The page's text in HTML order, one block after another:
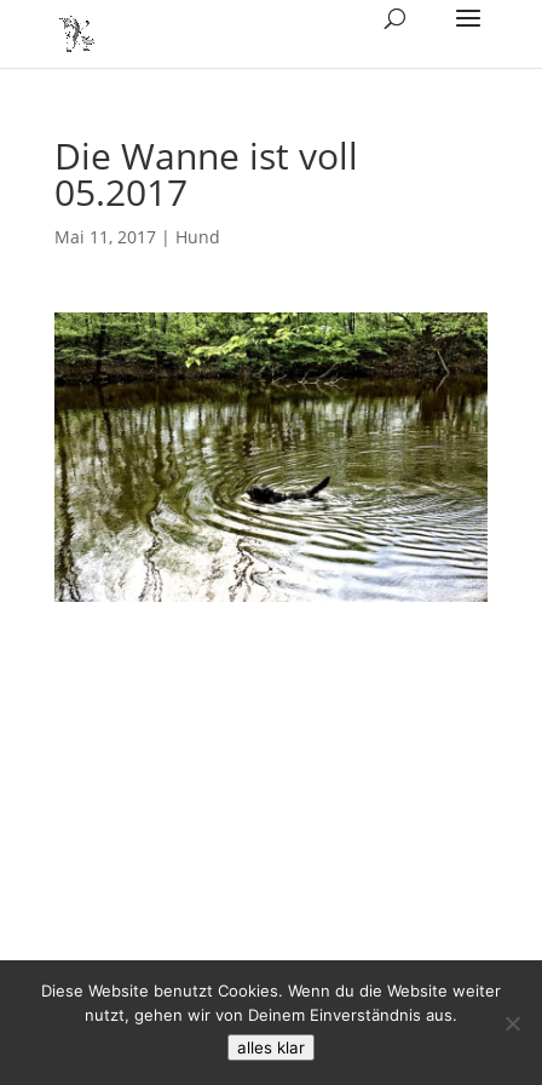
Die Wanne ist voll
05.2017
Mai 11, 2017| Hund
Diese Website benutzt Cookies. Wenn du die Website weiter
nutzt, gehen wir von Deinem Einverständnis aus.
alles klar